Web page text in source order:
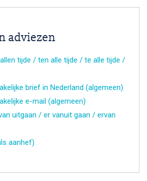
adviezen
tijde / ten alle tijde / te alle tijde /
brief in Nederland (algemeen)
e-mail (algemeen)
uitgaan / er vanuit gaan / ervan
aanhef)